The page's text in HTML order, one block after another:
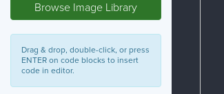
Browse Image Library
Drag & drop, double-click, or press
ENTER on code blocks to insert
code in editor.